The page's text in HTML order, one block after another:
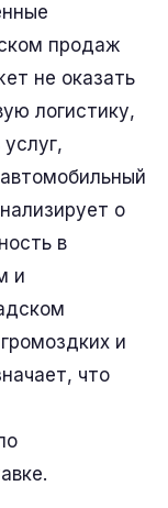
продаж
не оказать
логистику,
о
в
и
и
что